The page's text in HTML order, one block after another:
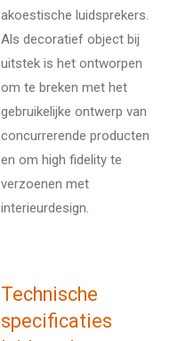
akoestische luidsprekers.
Als decoratief object bij
uitstek is het ontworpen
om te breken met het
gebruikelijke ontwerp van
concurrerende producten
en om high fidelity te
verzoenen met
interieurdesign.
Technische
specificaties